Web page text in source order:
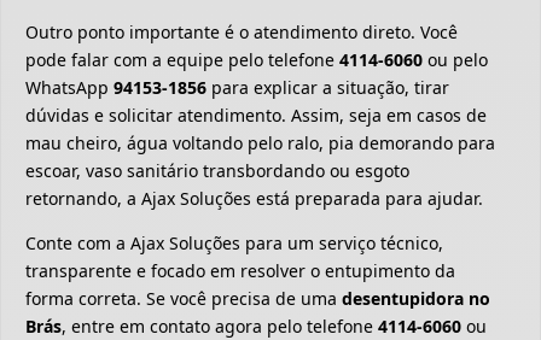
Outro ponto importante é o atendimento direto. Você
pode falar com a equipe pelo telefone 4114-6060 ou pelo
WhatsApp 94153-1856 para explicar a situação, tirar
dúvidas e solicitar atendimento. Assim, seja em casos de
mau cheiro, água voltando pelo ralo, pia demorando para
escoar, vaso sanitário transbordando ou esgoto
retornando, a Ajax Soluções está preparada para ajudar.
Conte com a Ajax Soluções para um serviço técnico,
transparente e focado em resolver o entupimento da
forma correta. Se você precisa de uma desentupidora no
Brás, entre em contato agora pelo telefone 4114-6060 ou